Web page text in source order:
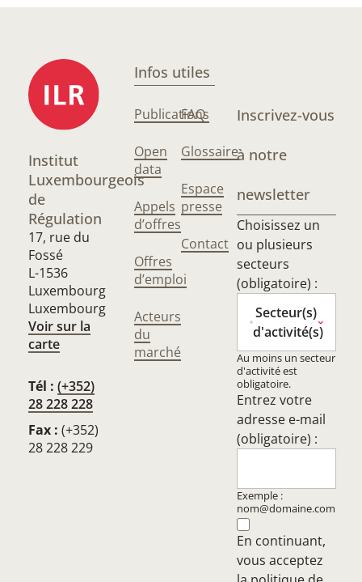
Institut
Luxembourgeois
de
Régulation
17, rue du
Fossé
L-1536
Luxembourg
Luxembourg
Voir sur la
carte
Tél : (+352)
28 228 228
Fax : (+352)
28 228 229
Infos utiles
Publications
Open
data
Appels
d’offres
Offres
d’emploi
Acteurs
du
marché
FAQ
Glossaire
Espace
presse
Contact
Inscrivez-vous
à notre
newsletter
Choisissez un
ou plusieurs
secteurs
(obligatoire) :
Secteur(s)
d'activité(s)
Au moins un secteur
d'activité est
obligatoire.
Entrez votre
adresse e-mail
(obligatoire) :
Exemple :
nom@domaine.com
En continuant,
vous acceptez